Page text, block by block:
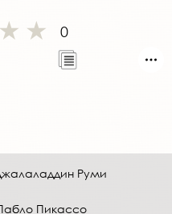
0
Руми
Пикассо